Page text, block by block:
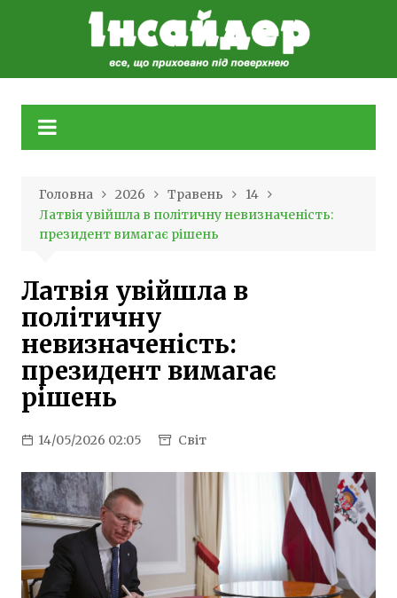
Головна 2026 Травень
14
Латвія увійшла в політичну невизначеність:
президент вимагає рішень
Латвія увійшла в
політичну
невизначеність:
президент вимагає
рішень
14/05/2026 02:05 Світ